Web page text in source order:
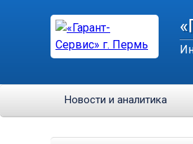
Новости и аналитика